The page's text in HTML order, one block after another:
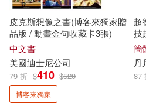
(美)盧卡(13)
Insight Editions(13)
サイトウアユム(13)
黃山書社(81) 大塊
東方出版中心(79)
環球-DECCA(79)
皮克斯想像之書(博客來獨家贈
品版 / 動畫金句收藏卡3張)
中文書
美國迪士尼公司
79 折 $410 $520
博客來獨家
超
技
簡
丹
87